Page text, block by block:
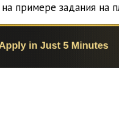
примере задания на